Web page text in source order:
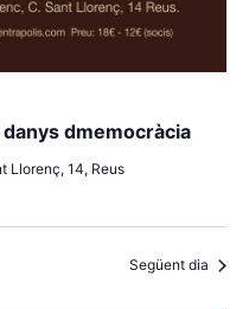
dmemocràcia
Llorenç, 14, Reus
Següent dia